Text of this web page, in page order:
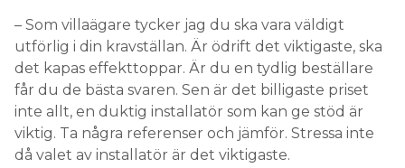
– Som villaägare tycker jag du ska vara väldigt
utförlig i din kravställan. Är ödrift det viktigaste, ska
det kapas effekttoppar. Är du en tydlig beställare
får du de bästa svaren. Sen är det billigaste priset
inte allt, en duktig installatör som kan ge stöd är
viktig. Ta några referenser och jämför. Stressa inte
då valet av installatör är det viktigaste.